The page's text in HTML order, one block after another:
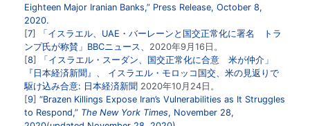
Eighteen Major Iranian Banks,” Press Release, October 8,
2020.
7
「イスラエル、UAE・バーレーンと国交正常化に署名 トラ
ンプ氏が称賛」BBCニュース、 2020年9月16日。
8
「イスラエル・スーダン、国交正常化に合意 米が仲介」
『日本経済新聞』、
イスラエル・モロッコ国交、米の見返りで
駆け込み合意: 日本経済新聞 2020年10月24日。
9 “Brazen Killings Expose Iran’s Vulnerabilities as It Struggles
to Respond,” The New York Times, November 28,